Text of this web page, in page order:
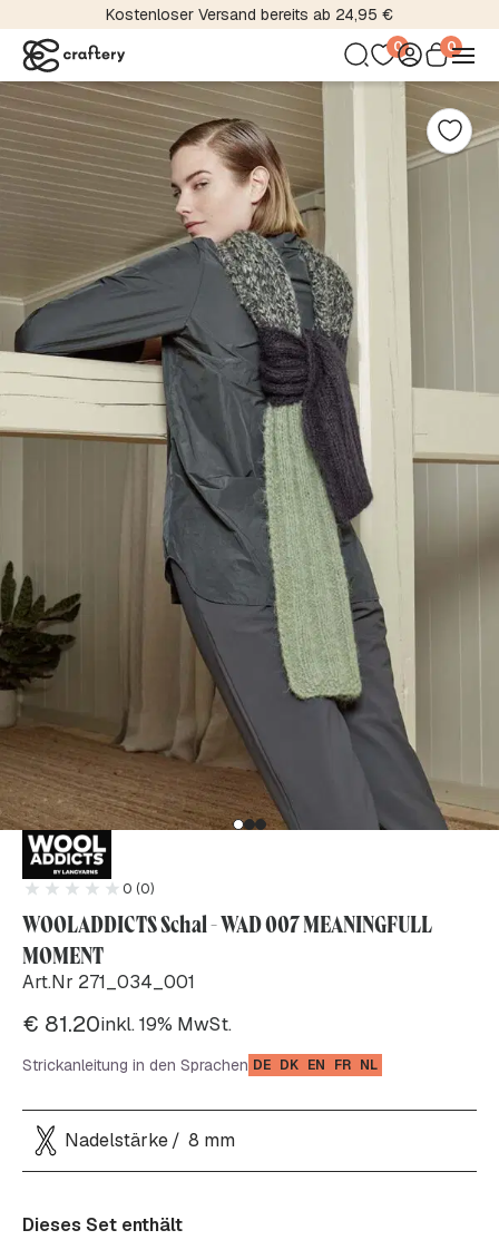
Kostenloser Versand bereits ab 24,95 €
0 0
0 (0)
WOOLADDICTS Schal - WAD 007 MEANINGFULL
MOMENT
Art.Nr 271_034_001
€ 81.20inkl. 19% MwSt.
Strickanleitung in den Sprachen DE DK EN FR NL
Nadelstärke 8 mm
Dieses Set enthält